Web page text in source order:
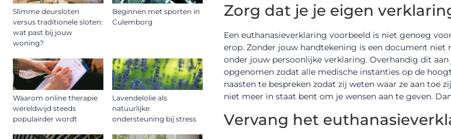
Slimme deursloten
versus traditionele sloten:
wat past bij jouw
woning?
Beginnen met sporten in
Culemborg
Waarom online therapie
wereldwijd steeds
populairder wordt
Lavendelolie als
natuurlijke
ondersteuning bij stress
Zorg dat je je eigen
Een euthanasieverklaring voorbeeld is niet genoeg
erop. Zonder jouw handtekening is een document niet
onder jouw persoonlijke verklaring. Overhandig dit
opgenomen zodat alle medische instanties op de
naasten te bespreken zodat zij weten waar ze aan toe
niet meer in staat bent om je wensen aan te geven.
Vervang het